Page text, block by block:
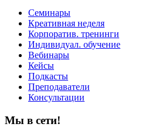
Семинары
Креативная неделя
Корпоратив. тренинги
Индивидуал. обучение
Вебинары
Кейсы
Подкасты
Преподаватели
Консультации
Мы в сети!